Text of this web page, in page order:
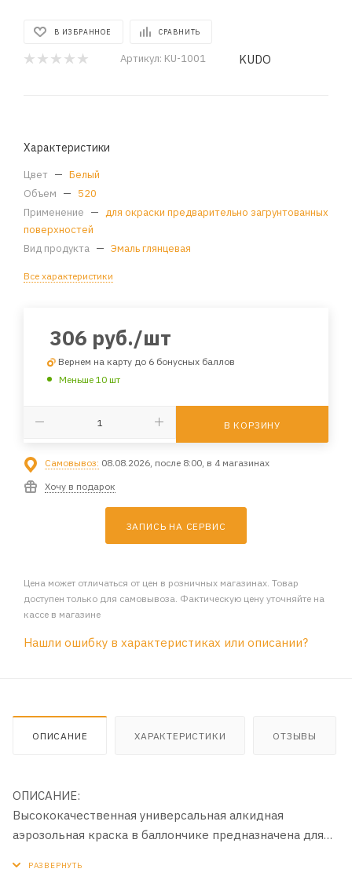
В ИЗБРАННОЕ СРАВНИТЬ
Артикул: KU-1001 KUDO
Характеристики
Цвет — Белый
Объем — 520
Применение — для окраски предварительно загрунтованных
поверхностей
Вид продукта — Эмаль глянцевая
Все характеристики
306 руб./шт
Вернем на карту до 6 бонусных баллов
Меньше 10 шт
В КОРЗИНУ
Самовывоз: 08.08.2026, после 8:00, в 4 магазинах
Хочу в подарок
ЗАПИСЬ НА СЕРВИС
Цена может отличаться от цен в розничных магазинах. Товар
доступен только для самовывоза. Фактическую цену уточняйте на
кассе в магазине
Нашли ошибку в характеристиках или описании?
ОПИСАНИЕ ХАРАКТЕРИСТИКИ ОТЗЫВЫ
ОПИСАНИЕ:
Высококачественная универсальная алкидная
аэрозольная краска в баллончике предназначена для